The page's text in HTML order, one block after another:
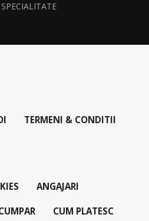
TERMENI & CONDITII
ANGAJARI
CUM PLATESC